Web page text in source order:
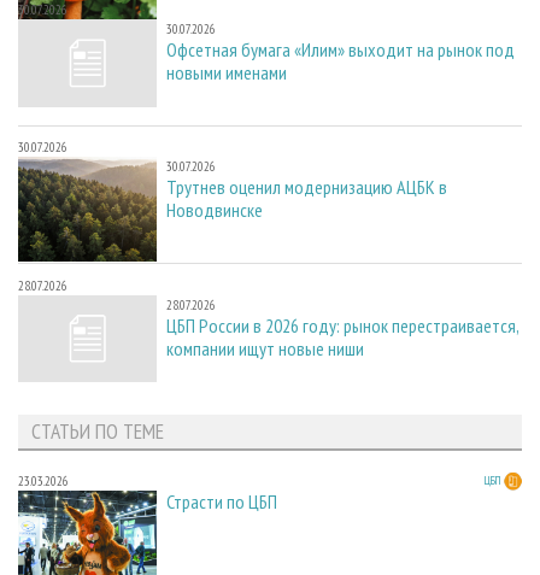
30.07.2026
30.07.2026
Офсетная бумага «Илим» выходит на рынок под
новыми именами
30.07.2026
30.07.2026
Трутнев оценил модернизацию АЦБК в
Новодвинске
28.07.2026
28.07.2026
ЦБП России в 2026 году: рынок перестраивается,
компании ищут новые ниши
СТАТЬИ ПО ТЕМЕ
23.03.2026 ЦБП
Страсти по ЦБП